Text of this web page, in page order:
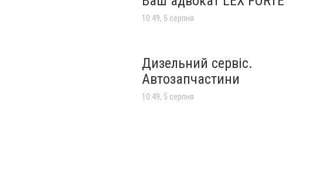
10:49, 5 серпня
Дизельний сервіс.
Автозапчастини
10:49, 5 серпня